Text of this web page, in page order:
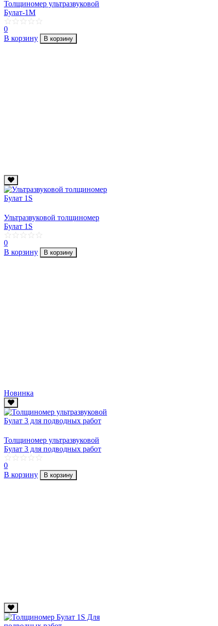
Толщиномер ультразвуковой
Булат-1М
0
В корзину
В корзину
Ультразвуковой толщиномер
Булат 1S
0
В корзину
В корзину
Новинка
Толщиномер ультразвуковой
Булат 3 для подводных работ
0
В корзину
В корзину